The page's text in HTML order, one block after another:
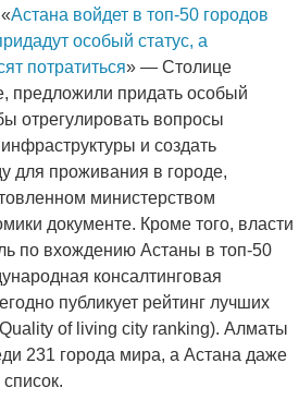
Астана войдет в топ-50 городов
особый статус, а
потратиться» — Столице
предложили придать особый
отрегулировать вопросы
и создать
для проживания в городе,
министерством
документе. Кроме того, власти
по вхождению Астаны в топ-50
консалтинговая
публикует рейтинг лучших
of living city ranking). Алматы
231 города мира, а Астана даже